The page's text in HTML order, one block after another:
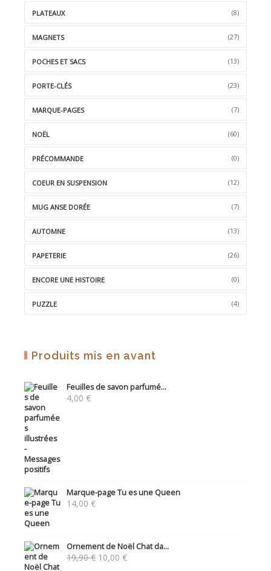
PLATEAUX (8)
MAGNETS (27)
POCHES ET SACS (13)
PORTE-CLÉS (23)
MARQUE-PAGES (7)
NOËL (60)
PRÉCOMMANDE (0)
COEUR EN SUSPENSION (12)
MUG ANSE DORÉE (7)
AUTOMNE (13)
PAPETERIE (26)
ENCORE UNE HISTOIRE (0)
PUZZLE (4)
Produits mis en avant
Feuilles de savon parfumé...
4,00 €
Marque-page Tu es une Queen
14,00 €
Ornement de Noël Chat da...
19,90€ Le
10,00 €Le